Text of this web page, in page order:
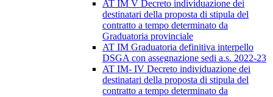
AT IM V Decreto individuazione dei
destinatari della proposta di stipula del
contratto a tempo determinato da
Graduatoria provinciale
AT IM Graduatoria definitiva interpello
DSGA con assegnazione sedi a.s. 2022-23
AT IM- IV Decreto individuazione dei
destinatari della proposta di stipula del
contratto a tempo determinato da